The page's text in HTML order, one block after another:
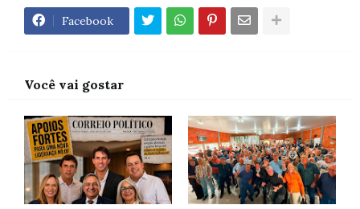
Facebook
Você vai gostar